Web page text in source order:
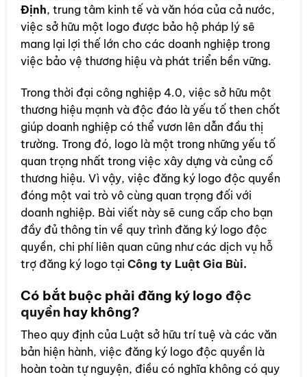
Định, trung tâm kinh tế và văn hóa của cả nước,
việc sở hữu một logo được bảo hộ pháp lý sẽ
mang lại lợi thế lớn cho các doanh nghiệp trong
việc bảo vệ thương hiệu và phát triển bền vững.
Trong thời đại công nghiệp 4.0, việc sở hữu một
thương hiệu mạnh và độc đáo là yếu tố then chốt
giúp doanh nghiệp có thể vươn lên dẫn đầu thị
trường. Trong đó, logo là một trong những yếu tố
quan trọng nhất trong việc xây dựng và củng cố
thương hiệu. Vì vậy, việc đăng ký logo độc quyền
đóng một vai trò vô cùng quan trọng đối với
doanh nghiệp. Bài viết này sẽ cung cấp cho bạn
đầy đủ thông tin về quy trình đăng ký logo độc
quyền, chi phí liên quan cũng như các dịch vụ hỗ
trợ đăng ký logo tại Công ty Luật Gia Bùi.
Có bắt buộc phải đăng ký logo độc
quyềnhay không?
Theo quy định của Luật sở hữu trí tuệ và các văn
bản hiện hành, việc đăng ký logo độc quyền là
hoàn toàn tự nguyện, điều có nghĩa không có quy